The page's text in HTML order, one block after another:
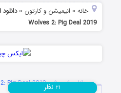
خانه » انیمیشن و کارتون »
Wolves 2: Pig Deal 2019
دانلود انیمیشن Sheep and Wolves 2: Pig Deal 2019
۲۱ نظر